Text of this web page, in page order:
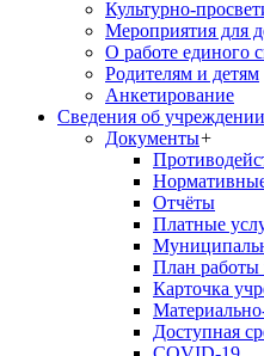
Культурно-
Мероприятия для
О работе единого
Родителям и детям
Анкетирование
Сведения об учреждении
Документы+
Отчёты
Платные
План работы
Карточка
Доступная